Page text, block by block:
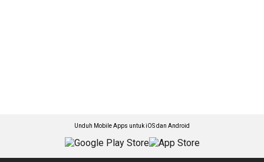
Unduh Mobile Apps untuk iOS dan Android